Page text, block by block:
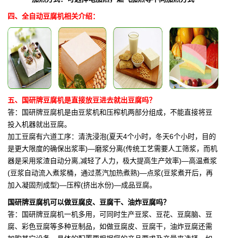
四、全自动豆腐机相关介绍：
五、国研牌豆腐机是直接放豆进去就出豆腐吗？
答：国研牌豆腐机是由豆浆机和压榨机两部分组成，不能直接将豆
投入机器就出豆腐。
加工豆腐有六道工序：清洗浸泡(夏天4个小时，冬天6个小时，目的
是更大限度的确保出浆率)—磨浆分离(传统工艺需要人工筛浆，而机
器是采用浆渣自动分离,减轻了人力，极大提高生产效率)—高温煮浆
(豆浆自动流入煮浆桶，通过蒸汽加热煮熟)—点浆(豆浆煮开后，再
加入凝固剂成型)—压榨(挤出水份)—成品豆腐。
国研牌豆腐机可以做豆腐皮、豆腐干、油炸豆腐吗？
答：国研牌豆腐机一机多用，可同时生产豆浆、豆花、豆腐脑、豆
腐、彩色豆腐等多种豆制品，如做豆腐皮、豆腐干，油炸豆腐还需